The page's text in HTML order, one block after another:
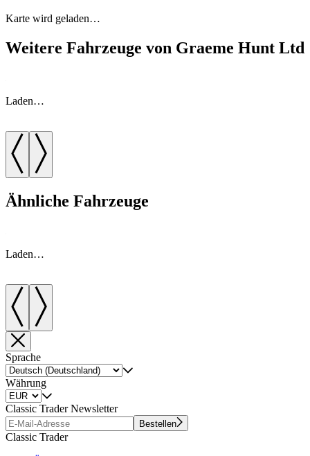
Karte wird geladen…
Weitere Fahrzeuge von Graeme Hunt Ltd
Laden…
Ähnliche Fahrzeuge
Laden…
Sprache
Währung
Classic Trader Newsletter
Bestellen
Classic Trader